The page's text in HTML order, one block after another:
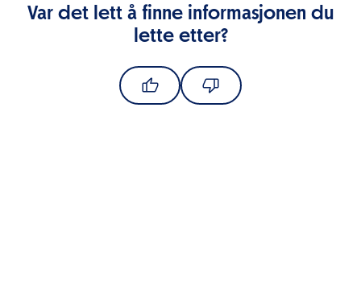
Var det lett å finne informasjonen du
lette etter?